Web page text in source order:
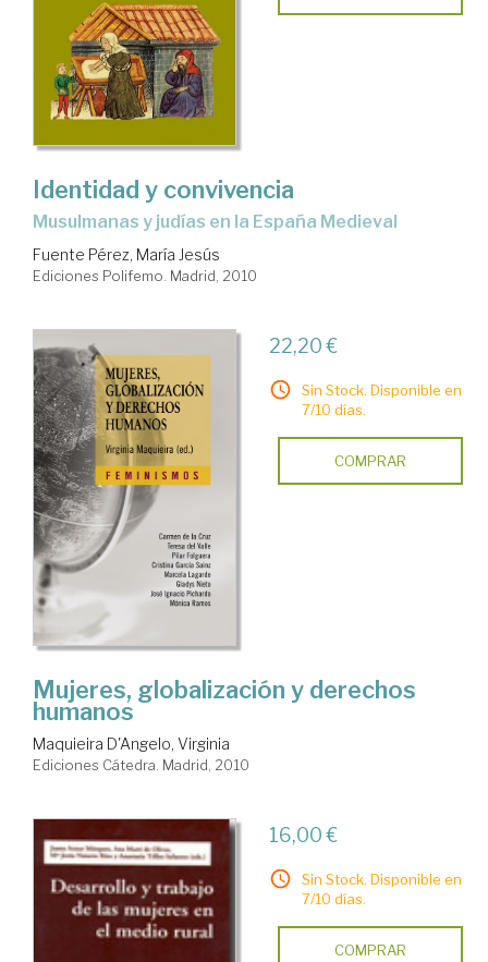
Identidad y convivencia
musulmanas y judías en la España Medieval
Fuente Pérez, María Jesús
Ediciones Polifemo. Madrid, 2010
22,20 €
Sin Stock. Disponible en
7/10 días.
COMPRAR
Mujeres, globalización y derechos
humanos
Maquieira D'Angelo, Virginia
Ediciones Cátedra. Madrid, 2010
16,00 €
Sin Stock. Disponible en
7/10 días.
COMPRAR